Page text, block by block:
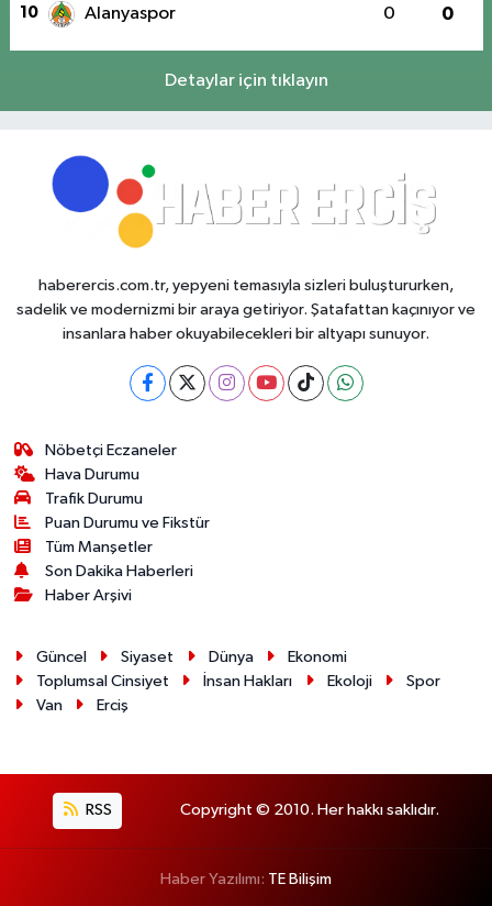
10 Alanyaspor 0 0
Detaylar için tıklayın
haberercis.com.tr, yepyeni temasıyla sizleri buluştururken,
sadelik ve modernizmi bir araya getiriyor. Şatafattan kaçınıyor ve
insanlara haber okuyabilecekleri bir altyapı sunuyor.
Nöbetçi Eczaneler
Hava Durumu
Trafik Durumu
Puan Durumu ve Fikstür
Tüm Manşetler
Son Dakika Haberleri
Haber Arşivi
Güncel Siyaset Dünya
Ekonomi
Toplumsal Cinsiyet
İnsan Hakları Ekoloji
Spor
Van
Erciş
RSS Copyright © 2010. Her hakkı saklıdır.
Haber Yazılımı: TE Bilişim